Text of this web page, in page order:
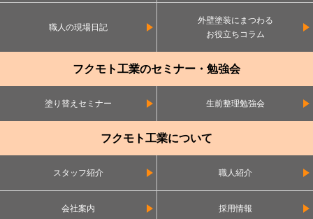
職人の現場日記
外壁塗装にまつわる
お役立ちコラム
フクモト工業のセミナー・勉強会
塗り替えセミナー 生前整理勉強会
フクモト工業について
スタッフ紹介 職人紹介
会社案内 採用情報